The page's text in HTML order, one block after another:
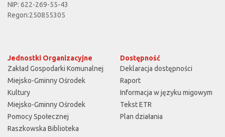
NIP: 622-269-55-43
Regon:250855305
Jednostki Organizacyjne
Zakład Gospodarki Komunalnej
Miejsko-Gminny Ośrodek
Kultury
Miejsko-Gminny Ośrodek
Pomocy Społecznej
Raszkowska Biblioteka
Dostępność
Deklaracja dostępności
Raport
Informacja w języku migowym
Tekst ETR
Plan działania